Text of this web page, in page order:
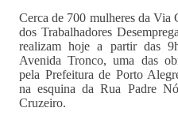
Cerca de 700 mulheres da Via
dos Trabalhadores
realizam hoje a partir das
Avenida Tronco, uma das
pela Prefeitura de Porto
na esquina da Rua Padre
Cruzeiro.